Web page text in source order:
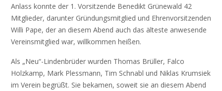
Anlass konnte der 1. Vorsitzende Benedikt Grünewald 42
Mitglieder, darunter Gründungsmitglied und Ehrenvorsitzenden
Willi Pape, der an diesem Abend auch das älteste anwesende
Vereinsmitglied war, willkommen heißen.
Als „Neu“-Lindenbrüder wurden Thomas Brüller, Falco
Holzkamp, Mark Plessmann, Tim Schnabl und Niklas Krumsiek
im Verein begrüßt. Sie bekamen, soweit sie an diesem Abend